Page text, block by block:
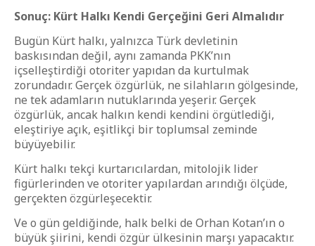
Sonuç: Kürt Halkı Kendi Gerçeğini Geri Almalıdır
Bugün Kürt halkı, yalnızca Türk devletinin
baskısından değil, aynı zamanda PKK’nın
içselleştirdiği otoriter yapıdan da kurtulmak
zorundadır. Gerçek özgürlük, ne silahların gölgesinde,
ne tek adamların nutuklarında yeşerir. Gerçek
özgürlük, ancak halkın kendi kendini örgütlediği,
eleştiriye açık, eşitlikçi bir toplumsal zeminde
büyüyebilir.
Kürt halkı tekçi kurtarıcılardan, mitolojik lider
figürlerinden ve otoriter yapılardan arındığı ölçüde,
gerçekten özgürleşecektir.
Ve o gün geldiğinde, halk belki de Orhan Kotan’ın o
büyük şiirini, kendi özgür ülkesinin marşı yapacaktır.